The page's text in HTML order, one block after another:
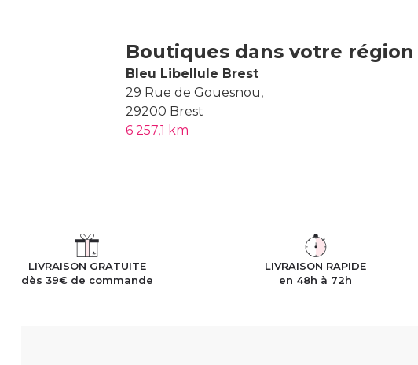
Boutiques dans votre région
Bleu Libellule Brest
29 Rue de Gouesnou,
29200 Brest
6 257,1 km
LIVRAISON GRATUITE
dès 39€ de commande
LIVRAISON RAPIDE
en 48h à 72h